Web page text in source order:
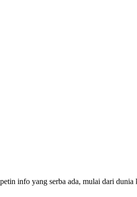
info yang serba ada, mulai dari dunia